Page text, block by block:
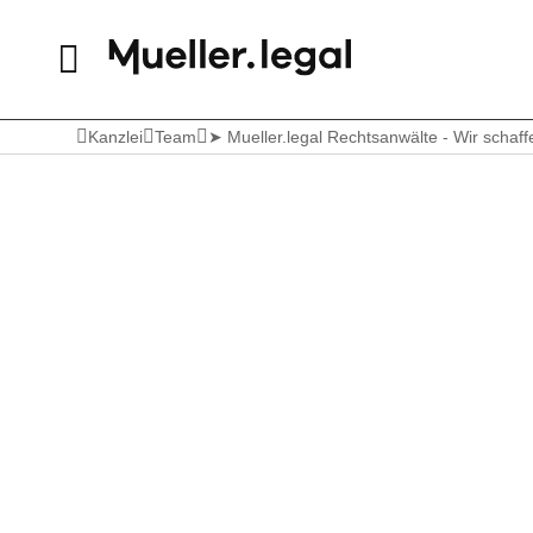
Kanzlei Team ➤ Mueller.legal Rechtsanwälte - Wir